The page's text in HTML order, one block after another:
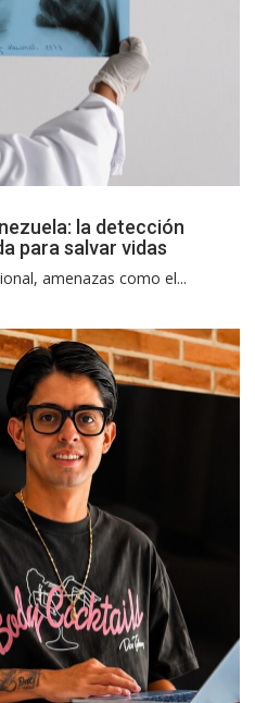
la detección
para salvar vidas
amenazas como el...